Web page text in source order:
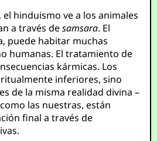
hinduismo ve a los animales
a través desamsara. El
puede habitar muchas
humanas. El tratamiento de
kármicas. Los
inferiores, sino
de la misma realidad divina –
las nuestras, están
final a través de